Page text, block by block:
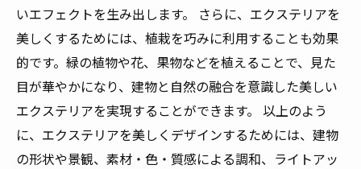
いエフェクトを生み出します。 さらに、エクステリアを
美しくするためには、植栽を巧みに利用することも効果
的です。緑の植物や花、果物などを植えることで、見た
目が華やかになり、建物と自然の融合を意識した美しい
エクステリアを実現することができます。 以上のよう
に、エクステリアを美しくデザインするためには、建物
の形状や景観、素材・色・質感による調和、ライトアッ